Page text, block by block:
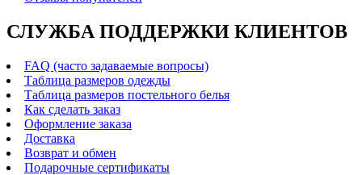
СЛУЖБА ПОДДЕРЖКИ КЛИЕНТОВ
FAQ (часто задаваемые вопросы)
Таблица размеров одежды
Таблица размеров постельного белья
Как сделать заказ
Оформление заказа
Доставка
Возврат и обмен
Подарочные сертификаты